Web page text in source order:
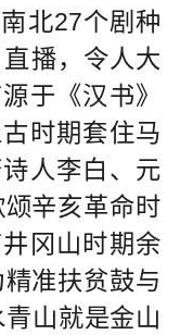
北27个剧种
播，令人大
于《汉书》
时期套住马
人李白、元
辛亥革命时
冈山时期余
准扶贫鼓与
山就是金山